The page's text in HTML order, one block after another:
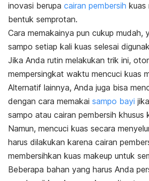
inovasi berupa cairan pembersih kuas
bentuk semprotan.
Cara memakainya pun cukup mudah,
sampo setiap kali kuas selesai
Jika Anda rutin melakukan trik ini,
mempersingkat waktu mencuci kuas
Alternatif lainnya, Anda juga bisa
dengan cara memakai sampo bayi
sampo atau cairan pembersih khusus
Namun, mencuci kuas secara
harus dilakukan karena cairan
membersihkan kuas makeup untuk
Beberapa bahan yang harus Anda